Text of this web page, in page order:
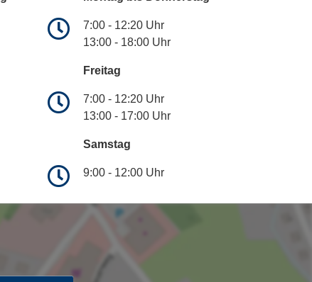
7:00 - 12:20 Uhr
13:00 - 18:00 Uhr
Freitag
7:00 - 12:20 Uhr
13:00 - 17:00 Uhr
Samstag
9:00 - 12:00 Uhr